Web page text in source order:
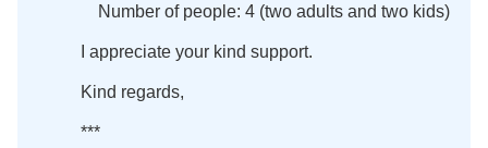
Number of people: 4 (two adults and two kids)
I appreciate your kind support.
Kind regards,
***